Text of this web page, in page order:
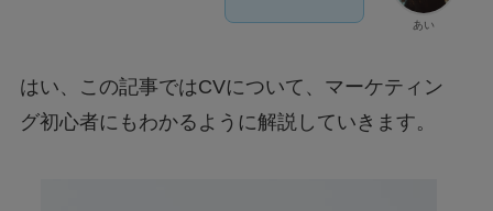
あい
はい、この記事ではCVについて、マーケティン
グ初心者にもわかるように解説していきます。